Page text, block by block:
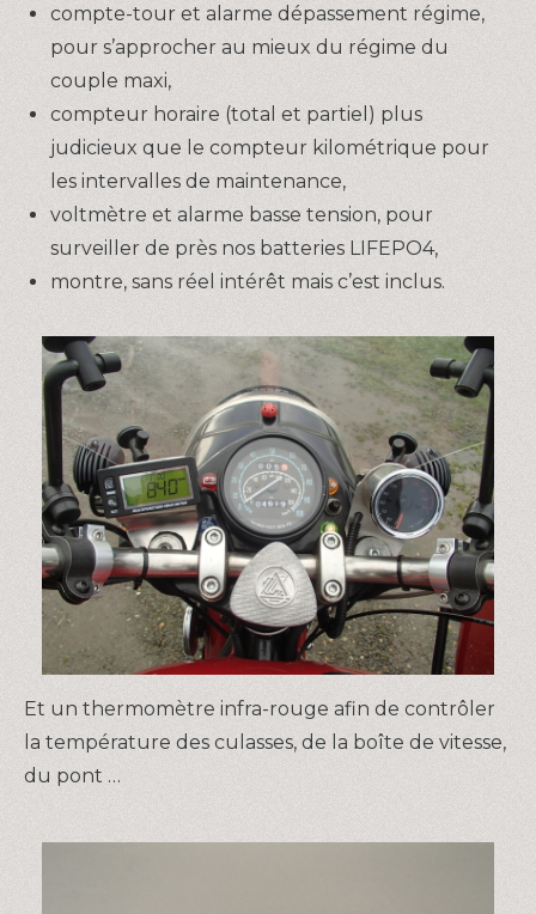
compte-tour et alarme dépassement régime,
pour s’approcher au mieux du régime du
couple maxi,
compteur horaire (total et partiel) plus
judicieux que le compteur kilométrique pour
les intervalles de maintenance,
voltmètre et alarme basse tension, pour
surveiller de près nos batteries LIFEPO4,
montre, sans réel intérêt mais c’est inclus.
Et un thermomètre infra-rouge afin de contrôler
la température des culasses, de la boîte de vitesse,
du pont …